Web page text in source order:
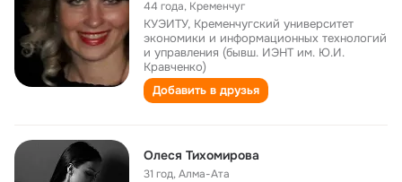
44 года, Кременчуг
КУЭИТУ, Кременчугский университет
экономики и информационных технологий
и управления (бывш. ИЭНТ им. Ю.И.
Кравченко)
Добавить в друзья
Олеся Тихомирова
31 год,Алма-Ата